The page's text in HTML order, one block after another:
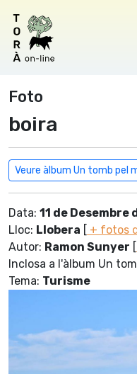
Foto
boira
Veure àlbum Un tomb pel
Data: 11 de Desembre
Lloc: Llobera [ + fotos
Autor: Ramon Sunyer [
Inclosa a l'àlbum Un
Tema: Turisme